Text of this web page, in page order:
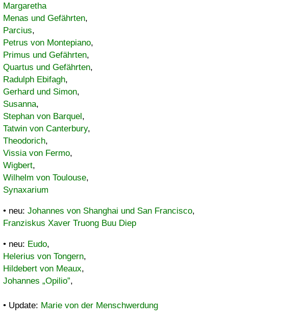
Margaretha
Menas und Gefährten,
Parcius,
Petrus von Montepiano,
Primus und Gefährten,
Quartus und Gefährten,
Radulph Ebifagh,
Gerhard und Simon,
Susanna,
Stephan von Barquel,
Tatwin von Canterbury,
Theodorich,
Vissia von Fermo,
Wigbert,
Wilhelm von Toulouse,
Synaxarium
• neu: Johannes von Shanghai und San Francisco,
Franziskus Xaver Truong Buu Diep
• neu: Eudo,
Helerius von Tongern,
Hildebert von Meaux,
Johannes „Opilio”,
• Update: Marie von der Menschwerdung